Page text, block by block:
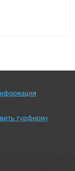
турфирму